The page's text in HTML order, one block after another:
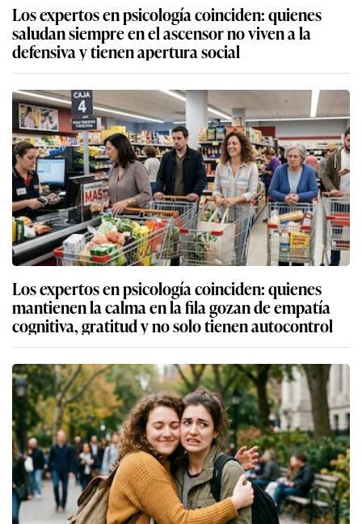
Los expertos en psicología coinciden: quienes
saludan siempre en el ascensor no viven a la
defensiva y tienen apertura social
Los expertos en psicología coinciden: quienes
mantienen la calma en la fila gozan de empatía
cognitiva, gratitud y no solo tienen autocontrol